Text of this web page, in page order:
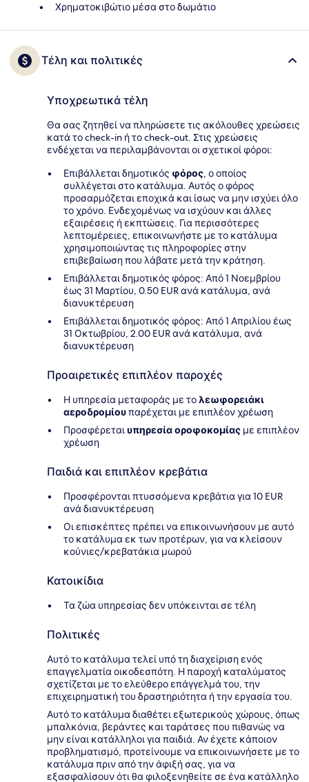
Χρηματοκιβώτιο μέσα στο δωμάτιο
Τέλη και πολιτικές
Υποχρεωτικά τέλη
Θα σας ζητηθεί να πληρώσετε τις ακόλουθες χρεώσεις
κατά το check-in ή το check-out. Στις χρεώσεις
ενδέχεται να περιλαμβάνονται οι σχετικοί φόροι:
Επιβάλλεται δημοτικός φόρος, ο οποίος
συλλέγεται στο κατάλυμα. Αυτός ο φόρος
προσαρμόζεται εποχικά και ίσως να μην ισχύει όλο
το χρόνο. Ενδεχομένως να ισχύουν και άλλες
εξαιρέσεις ή εκπτώσεις. Για περισσότερες
λεπτομέρειες, επικοινωνήστε με το κατάλυμα
χρησιμοποιώντας τις πληροφορίες στην
επιβεβαίωση που λάβατε μετά την κράτηση.
Επιβάλλεται δημοτικός φόρος: Από 1 Νοεμβρίου
έως 31 Μαρτίου, 0.50 EUR ανά κατάλυμα, ανά
διανυκτέρευση
Επιβάλλεται δημοτικός φόρος: Από 1 Απριλίου έως
31 Οκτωβρίου, 2.00 EUR ανά κατάλυμα, ανά
διανυκτέρευση
Προαιρετικές επιπλέον παροχές
Η υπηρεσία μεταφοράς με τολεωφορειάκι
αεροδρομίουπαρέχεται με επιπλέον χρέωση
Προσφέρεταιυπηρεσία οροφοκομίας με επιπλέον
χρέωση
Παιδιά και επιπλέον κρεβάτια
Προσφέρονται πτυσσόμενα κρεβάτια για 10 EUR
ανά διανυκτέρευση
Οι επισκέπτες πρέπει να επικοινωνήσουν με αυτό
το κατάλυμα εκ των προτέρων, για να κλείσουν
κούνιες/κρεβατάκια μωρού
Κατοικίδια
Τα ζώα υπηρεσίας δεν υπόκεινται σε τέλη
Πολιτικές
Αυτό το κατάλυμα τελεί υπό τη διαχείριση ενός
επαγγελματία οικοδεσπότη. Η παροχή καταλύματος
σχετίζεται με το ελεύθερο επάγγελμά του, την
επιχειρηματική του δραστηριότητα ή την εργασία του.
Αυτό το κατάλυμα διαθέτει εξωτερικούς χώρους, όπως
μπαλκόνια, βεράντες και ταράτσες που πιθανώς να
μην είναι κατάλληλοι για παιδιά. Αν έχετε κάποιον
προβληματισμό, προτείνουμε να επικοινωνήσετε με το
κατάλυμα πριν από την άφιξή σας, για να
εξασφαλίσουν ότι θα φιλοξενηθείτε σε ένα κατάλληλο